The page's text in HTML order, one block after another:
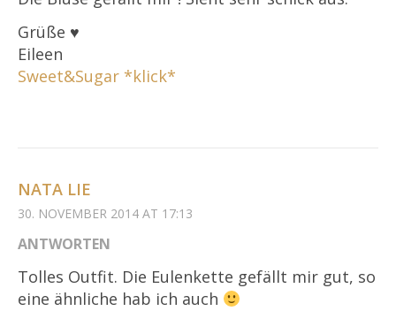
Grüße ♥
Eileen
Sweet&Sugar *klick*
NATA LIE
30. NOVEMBER 2014 AT 17:13
ANTWORTEN
Tolles Outfit. Die Eulenkette gefällt mir gut, so
eine ähnliche hab ich auch